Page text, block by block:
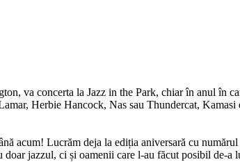
va concerta la Jazz in the Park, chiar în anul în
Herbie Hancock, Nas sau Thundercat,
acum! Lucrăm deja la ediția aniversară cu
jazzul, ci și oamenii care l-au făcut posibil de-a